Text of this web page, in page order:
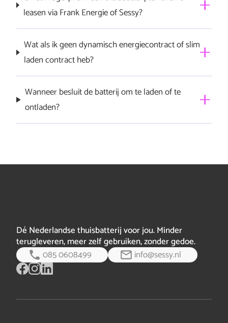
leasen via Frank Energie of Sessy?
Wat als ik geen dynamisch energiecontract of slim
laden contract heb?
Frank Energieom te handelen op de onbalansmarkt.
Wanneer besluit de batterij om te laden of te
ontladen?
Frank Energie.
Dé Nederlandse thuisbatterij voor jou. Minder
terugleveren, meer zelf gebruiken, zonder gedoe.
085 0608499
info@sessy.nl